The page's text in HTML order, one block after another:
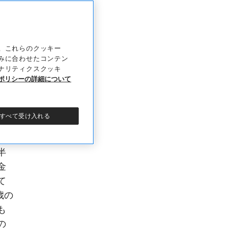
の
これらのクッキー
に合わせたコンテン
リティクスクッキ
リシーの詳細について
すべて受け入れる